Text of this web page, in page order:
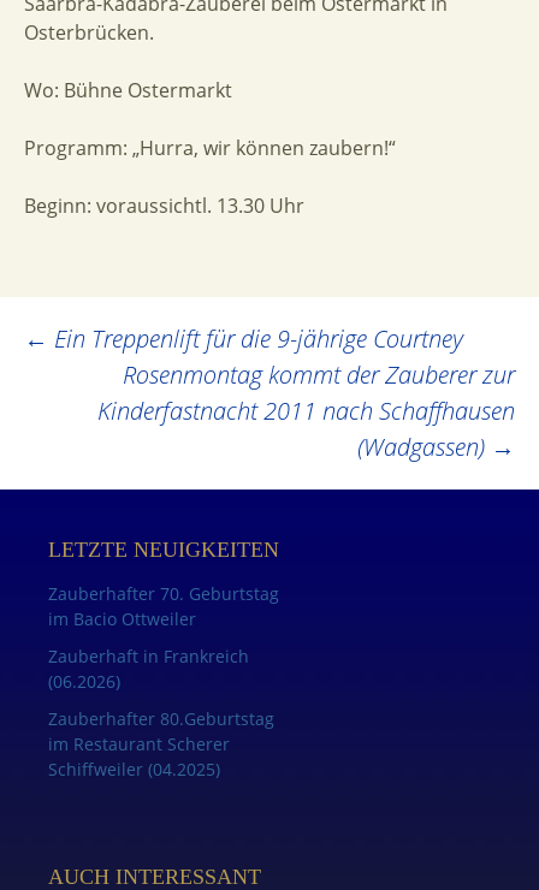
Osterbrücken.
Wo: Bühne Ostermarkt
Programm: „Hurra, wir können zaubern!“
Beginn: voraussichtl. 13.30 Uhr
Post
navigation
← Ein Treppenlift für die 9-jährige Courtney
Rosenmontag kommt der Zauberer zur
Kinderfastnacht 2011 nach Schaffhausen
(Wadgassen) →
LETZTE NEUIGKEITEN
Zauberhafter 70. Geburtstag
im Bacio Ottweiler
Zauberhaft in Frankreich
(06.2026)
Zauberhafter 80.Geburtstag
im Restaurant Scherer
Schiffweiler (04.2025)
AUCH INTERESSANT